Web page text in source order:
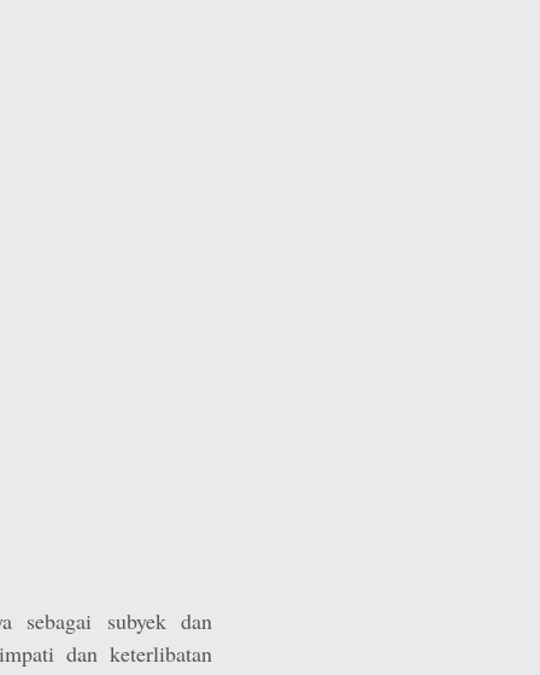
sebagai subyek dan
dan keterlibatan